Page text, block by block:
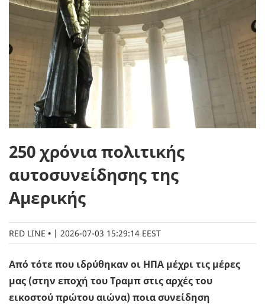
250 χρόνια πολιτικής
αυτοσυνείδησης της
Αμερικής
RED LINE | 2026-07-03 15:29:14 EEST
Από τότε που ιδρύθηκαν οι ΗΠΑ μέχρι τις μέρες
μας (στην εποχή του Tραμπ στις αρχές του
εικοστού πρώτου αιώνα) ποια συνείδηση